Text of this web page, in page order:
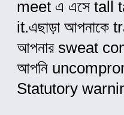
meet এ এসে tall
it.এছাড়া আপনাকে
আপনার sweat
আপনি
Statutory